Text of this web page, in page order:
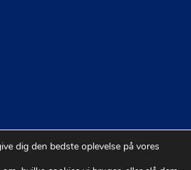
dig den bedste oplevelse på vores